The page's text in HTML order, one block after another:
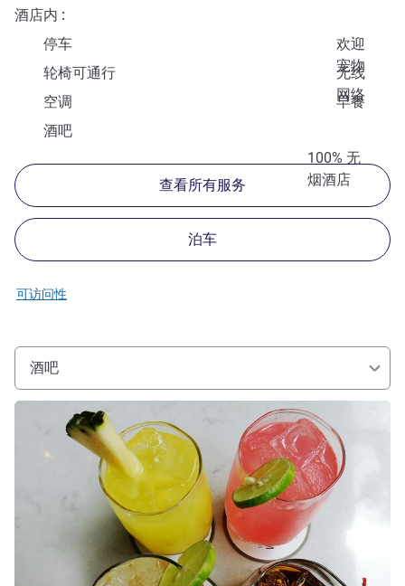
酒店内
停车
欢迎
宠物
轮椅可通行
无线
网络
空调
早餐
酒吧
100% 无
烟酒店
查看所有服务
泊车
可访问性
酒吧
请参阅详情